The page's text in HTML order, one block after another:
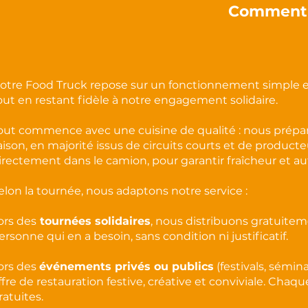
Food Truck repose sur un fonctionnement simple
en restant fidèle à notre engagement solidaire.
commence avec une cuisine de qualité : nous
en majorité issus de circuits courts et de
dans le camion, pour garantir fraîcheur et
la tournée, nous adaptons notre service :
des tournées solidaires, nous distribuons
qui en a besoin, sans condition ni justificatif.
des événements privés ou publics (festivals,
de restauration festive, créative et conviviale.